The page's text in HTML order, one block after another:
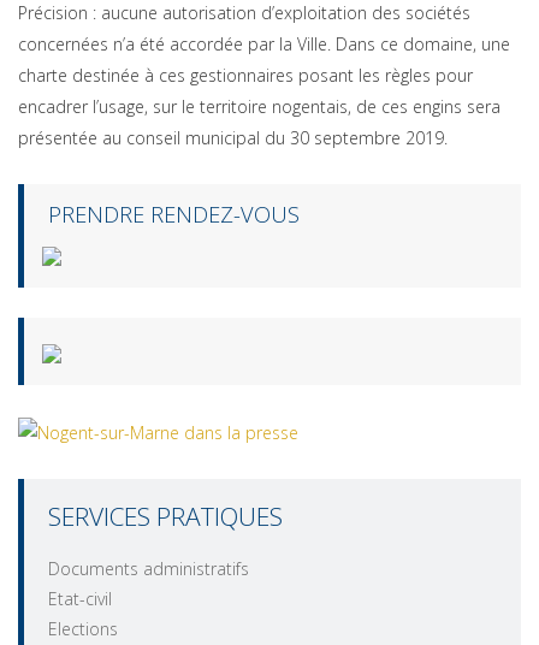
Précision : aucune autorisation d’exploitation des sociétés
concernées n’a été accordée par la Ville. Dans ce domaine, une
charte destinée à ces gestionnaires posant les règles pour
encadrer l’usage, sur le territoire nogentais, de ces engins sera
présentée au conseil municipal du 30 septembre 2019.
PRENDRE RENDEZ-VOUS
SERVICES PRATIQUES
Documents administratifs
Etat-civil
Elections